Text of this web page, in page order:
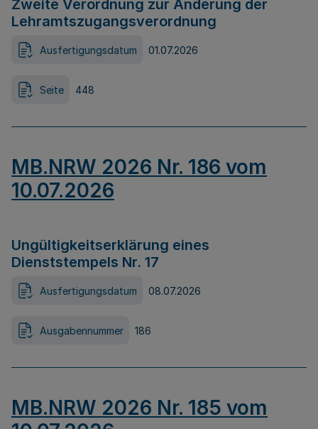
Zweite Verordnung zur Änderung der
Lehramtszugangsverordnung
Ausfertigungsdatum 01.07.2026
Seite 448
MB.NRW 2026 Nr. 186 vom
10.07.2026
Ungültigkeitserklärung eines
Dienststempels Nr. 17
Ausfertigungsdatum 08.07.2026
Ausgabennummer 186
MB.NRW 2026 Nr. 185 vom